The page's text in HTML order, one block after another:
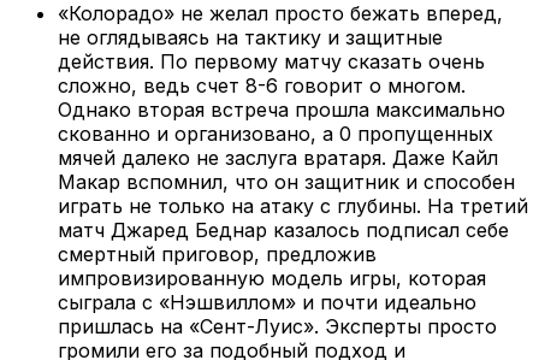
«Колорадо» не желал просто бежать вперед,
не оглядываясь на тактику и защитные
действия. По первому матчу сказать очень
сложно, ведь счет 8-6 говорит о многом.
Однако вторая встреча прошла максимально
скованно и организовано, а 0 пропущенных
мячей далеко не заслуга вратаря. Даже Кайл
Макар вспомнил, что он защитник и способен
играть не только на атаку с глубины. На третий
матч Джаред Беднар казалось подписал себе
смертный приговор, предложив
импровизированную модель игры, которая
сыграла с «Нэшвиллом» и почти идеально
пришлась на «Сент-Луис». Эксперты просто
громили его за подобный подход и